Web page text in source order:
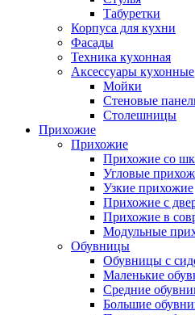
Табуретки
Корпуса для кухни
Фасады
Техника кухонная
Аксессуары кухонные
Мойки
Стеновые
Столешницы
Прихожие
Прихожие
Прихожие со
Угловые
Узкие прихожие
Прихожие с
Прихожие в
Модульные
Обувницы
Обувницы с
Маленькие
Средние
Большие